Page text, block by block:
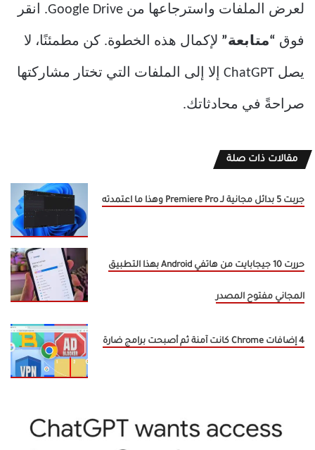
لعرض الملفات واسترجاعها من Google Drive. انقر
فوق “متابعة” لإكمال هذه الخطوة. كن مطمئنًا، لا
يصل ChatGPT إلا إلى الملفات التي تختار مشاركتها
صراحةً في محادثاتك.
مقالات ذات صلة
جربت 5 بدائل مجانية لـ Premiere Pro وهذا ما اعتمدته
حررت 10 جيجابايت من هاتفي Android بهذا التطبيق
المجاني مفتوح المصدر
4 إضافات Chrome كانت آمنة ثم أصبحت برامج ضارة